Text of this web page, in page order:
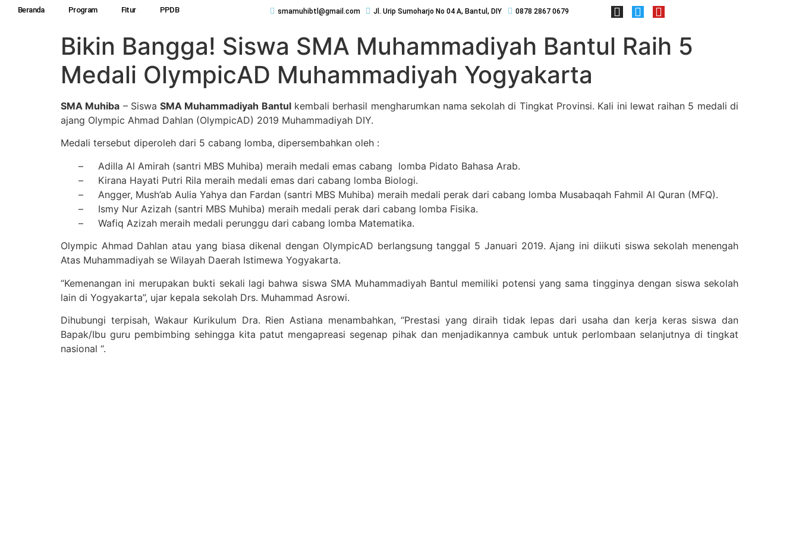
Beranda Program Fitur PPDB smamuhibtl@gmail.com Jl. Urip Sumoharjo No 04 A, Bantul, DIY 0878 2867 0679
Bikin Bangga! Siswa SMA Muhammadiyah Bantul Raih 5
Medali OlympicAD Muhammadiyah Yogyakarta
SMA Muhiba – SiswaSMA Muhammadiyah Bantulkembali berhasil mengharumkan nama sekolah di Tingkat Provinsi. Kali ini lewat raihan 5 medali di
ajang Olympic Ahmad Dahlan (OlympicAD) 2019 Muhammadiyah DIY.
Medali tersebut diperoleh dari 5 cabang lomba, dipersembahkan oleh :
– Adilla Al Amirah (santri MBS Muhiba) meraih medali emas cabang lomba Pidato Bahasa Arab.
– Kirana Hayati Putri Rila meraih medali emas dari cabang lomba Biologi.
– Angger, Mush’ab Aulia Yahya dan Fardan (santri MBS Muhiba) meraih medali perak dari cabang lomba Musabaqah Fahmil Al Quran (MFQ).
– Ismy Nur Azizah (santri MBS Muhiba) meraih medali perak dari cabang lomba Fisika.
– Wafiq Azizah meraih medali perunggu dari cabang lomba Matematika.
Olympic Ahmad Dahlan atau yang biasa dikenal dengan OlympicAD berlangsung tanggal 5 Januari 2019. Ajang ini diikuti siswa sekolah menengah
Atas Muhammadiyah se Wilayah Daerah Istimewa Yogyakarta.
“Kemenangan ini merupakan bukti sekali lagi bahwa siswa SMA Muhammadiyah Bantul memiliki potensi yang sama tingginya dengan siswa sekolah
lain di Yogyakarta”, ujar kepala sekolah Drs. Muhammad Asrowi.
Dihubungi terpisah, Wakaur Kurikulum Dra. Rien Astiana menambahkan, “Prestasi yang diraih tidak lepas dari usaha dan kerja keras siswa dan
Bapak/Ibu guru pembimbing sehingga kita patut mengapreasi segenap pihak dan menjadikannya cambuk untuk perlombaan selanjutnya di tingkat
nasional “.